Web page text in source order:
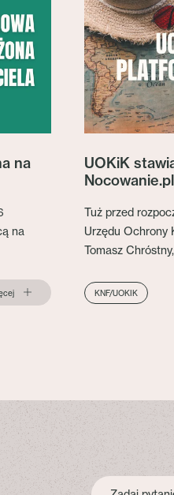
na
na
UOKiK
Nocowanie.pl
Tuż przed
Urzędu Ochrony
Tomasz
KNF/UOKIK